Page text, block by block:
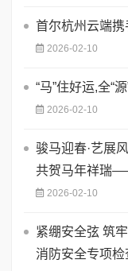
首尔杭州云端携
2026-02-10
​“马”住好运,全“
2026-02-10
骏马迎春·艺展
共贺马年祥瑞
2026-02-10
紧绷安全弦 筑
消防安全专项检